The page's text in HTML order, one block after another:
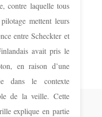
contre laquelle tous
mettent leurs
entre Scheckter et
avait pris le
en raison d’une
dans le contexte
de la veille. Cette
explique en partie